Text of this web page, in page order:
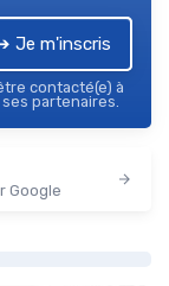
Je m'inscris
contacté(e) à
ses partenaires.
Google